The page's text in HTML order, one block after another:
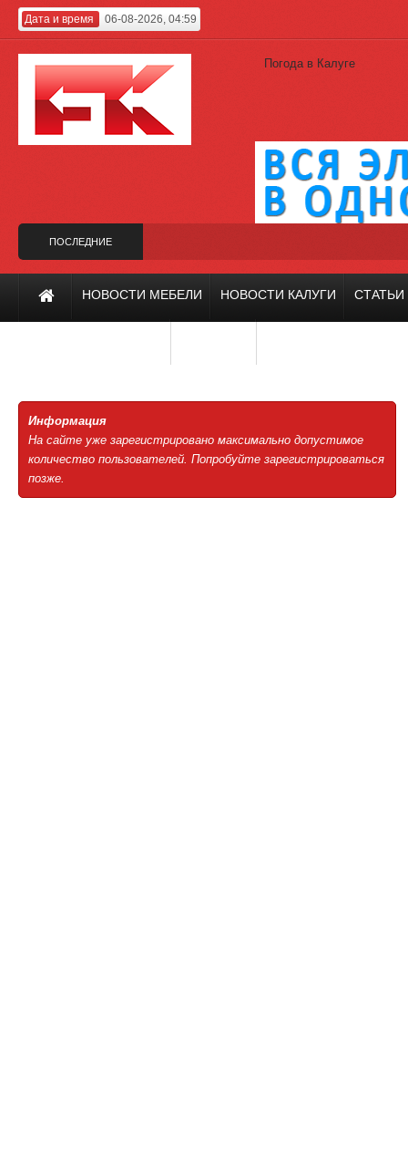
Дата и время 06-08-2026, 04:59
Погода в Калуге
ПОСЛЕДНИЕ
вместо Гагарина Калужский проект на фестивале «Зодчество-2019»
НОВОСТИ МЕБЕЛИ НОВОСТИ КАЛУГИ
Информация
На сайте уже зарегистрировано максимально допустимое
количество пользователей. Попробуйте зарегистрироваться
позже.